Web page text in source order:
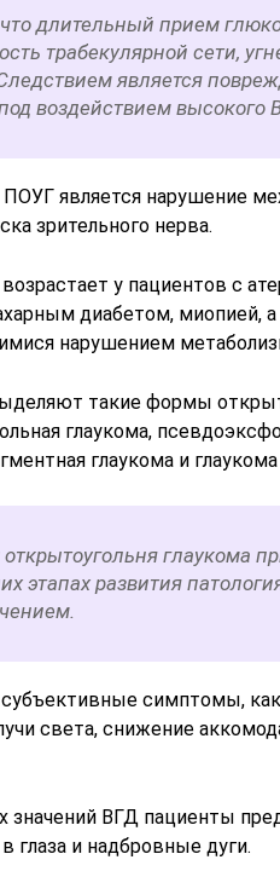
длительный прием
трабекулярной сети,
является
воздействием высокого
является нарушение
зрительного нерва.
у пациентов с
диабетом, миопией,
нарушением
такие формы
глаукома,
глаукома и
глаукома
этапах развития
симптомы, как
света, снижение
значений ВГД пациенты
глаза и надбровные дуги.